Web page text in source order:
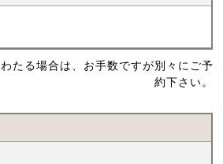
たる場合は、お手数ですが別々にご予
約下さい。